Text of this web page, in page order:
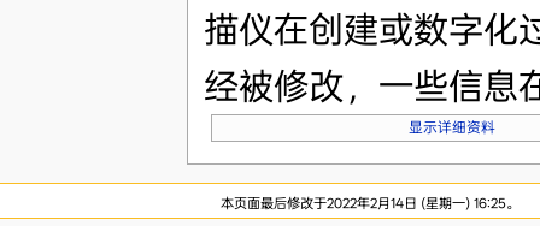
描仪在创建或数字化
经被修改，一些信息
显示详细资料
本页面最后修改于2022年2月14日 (星期一) 16:25。